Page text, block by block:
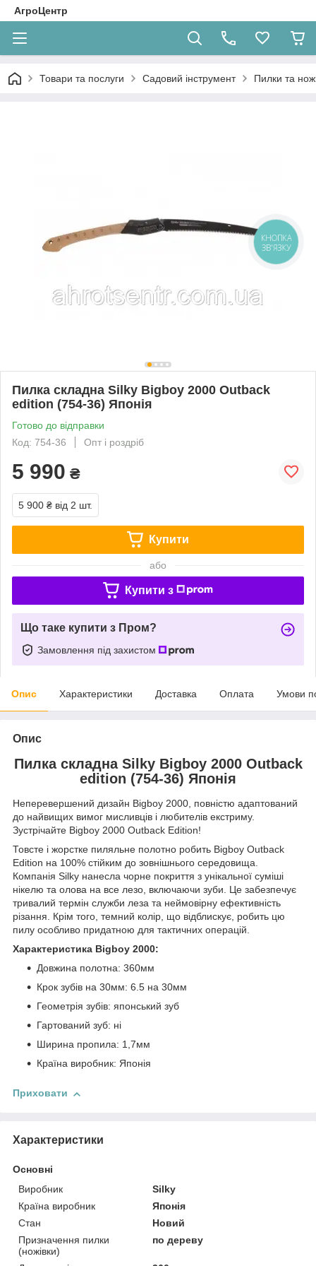
АгроЦентр
Товари та послуги Садовий інструмент Пилки та
Пилка складна Silky Bigboy 2000 Outback
edition (754-36) Японія
Готово до відправки
Код: 754-36
Опт і роздріб
5 990 ₴
5 900 ₴ від 2 шт.
Купити
або
Купити з
Що таке купити з Пром?
Замовлення під захистом
Опис Характеристики Доставка Оплата Умови
Опис
Пилка складна Silky Bigboy 2000 Outback
edition (754-36) Японія
Неперевершений дизайн Bigboy 2000, повністю адаптований
до найвищих вимог мисливців і любителів екстриму.
Зустрічайте Bigboy 2000 Outback Edition!
Товсте і жорстке пиляльне полотно робить Bigboy Outback
Edition на 100% стійким до зовнішнього середовища.
Компанія Silky нанесла чорне покриття з унікальної суміші
нікелю та олова на все лезо, включаючи зуби. Це забезпечує
тривалий термін служби леза та неймовірну ефективність
різання. Крім того, темний колір, що відблискує, робить цю
пилу особливо придатною для тактичних операцій.
Характеристика Bigboy 2000:
Довжина полотна: 360мм
Крок зубів на 30мм: 6.5 на 30мм
Геометрія зубів: японський зуб
Гартований зуб: ні
Ширина пропила: 1,7мм
Країна виробник: Японія
Приховати
Характеристики
Основні
Виробник
Silky
Країна виробник
Японія
Стан
Новий
Призначення пилки
(ножівки)
по дереву
КНОПКА
ЗВ'ЯЗКУ